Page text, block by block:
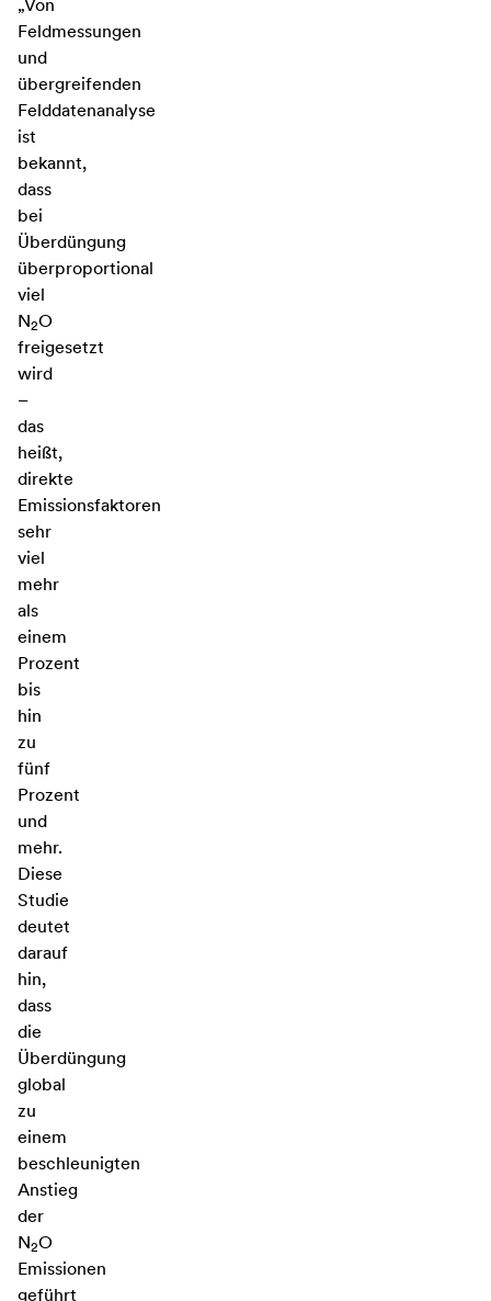
„Von
Feldmessungen
und
übergreifenden
Felddatenanalyse
ist
bekannt,
dass
bei
Überdüngung
überproportional
viel
N2O
freigesetzt
wird
–
das
heißt,
direkte
Emissionsfaktoren
sehr
viel
mehr
als
einem
Prozent
bis
hin
zu
fünf
Prozent
und
mehr.
Diese
Studie
deutet
darauf
hin,
dass
die
Überdüngung
global
zu
einem
beschleunigten
Anstieg
der
N2O
Emissionen
geführt